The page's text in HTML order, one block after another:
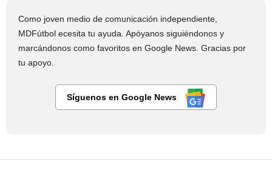
Como joven medio de comunicación independiente,
MDFútbol ecesita tu ayuda. Apóyanos siguiéndonos y
marcándonos como favoritos en Google News. Gracias por
tu apoyo.
Síguenos en Google News